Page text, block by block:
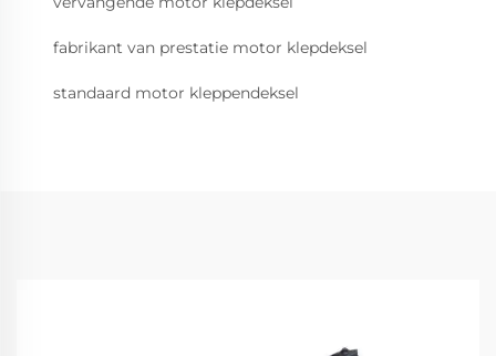
fabrikant van prestatie motor klepdeksel
standaard motor kleppendeksel